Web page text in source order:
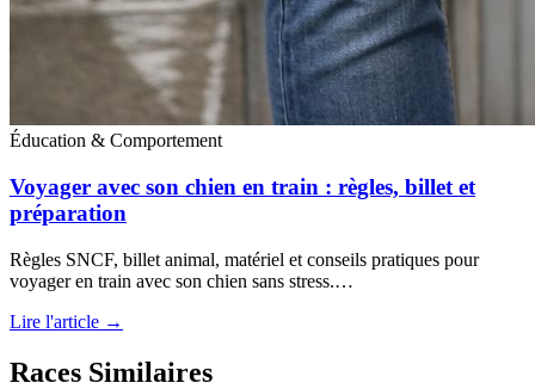
Éducation & Comportement
Voyager avec son chien en train : règles, billet et
préparation
Règles SNCF, billet animal, matériel et conseils pratiques pour
voyager en train avec son chien sans stress.…
Lire l'article →
Races Similaires